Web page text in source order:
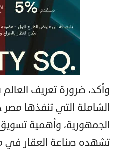
وأكد، ضرورة تعريف العالم
الشاملة التي تنفذها مصر
الجمهورية، وأهمية
تشهده صناعة العقار في